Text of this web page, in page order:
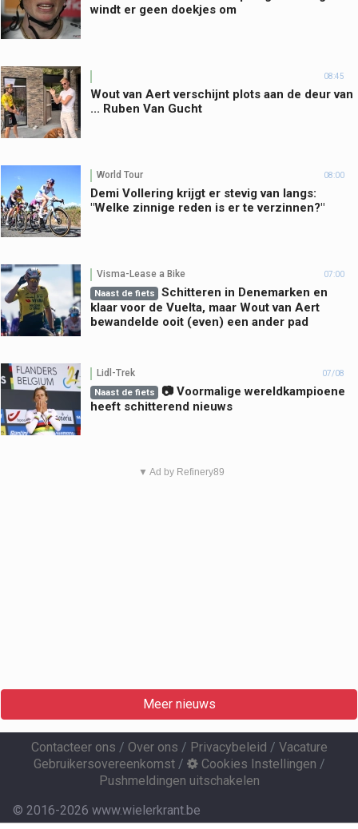
windt er geen doekjes om
08:45
Wout van Aert verschijnt plots aan de deur van
... Ruben Van Gucht
World Tour 08:00
Demi Vollering krijgt er stevig van langs:
"Welke zinnige reden is er te verzinnen?"
Visma-Lease a Bike 07:00
Naast de fiets
Schitteren in Denemarken en
klaar voor de Vuelta, maar Wout van Aert
bewandelde ooit (even) een ander pad
Lidl-Trek 07/08
Naast de fiets
📷 Voormalige wereldkampioene
heeft schitterend nieuws
▼ Ad by Refinery89
Meer nieuws
Contacteer ons / Over ons / Privacybeleid / Vacature
Gebruikersovereenkomst/ Cookies Instellingen /
Pushmeldingen uitschakelen
© 2016-2026 www.wielerkrant.be